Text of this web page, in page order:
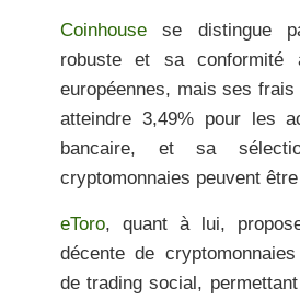
Coinhouse se distingue
robuste et sa conformité
européennes, mais ses
atteindre 3,49% pour les
bancaire, et sa
cryptomonnaies peuvent
eToro, quant à lui,
décente de
de trading social,